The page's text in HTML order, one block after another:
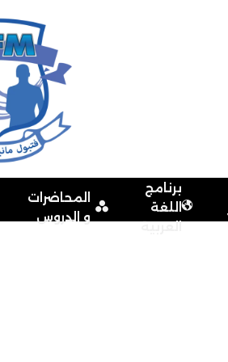
برنامج
اللغة
العربية
المحاضرات
و الدروس